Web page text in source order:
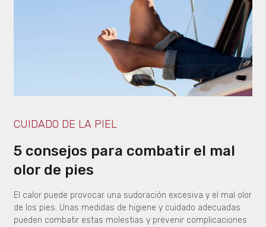
CUIDADO DE LA PIEL
5 consejos para combatir el mal
olor de pies
El calor puede provocar una sudoración excesiva y el mal olor
de los pies. Unas medidas de higiene y cuidado adecuadas
pueden combatir estas molestias y prevenir complicaciones